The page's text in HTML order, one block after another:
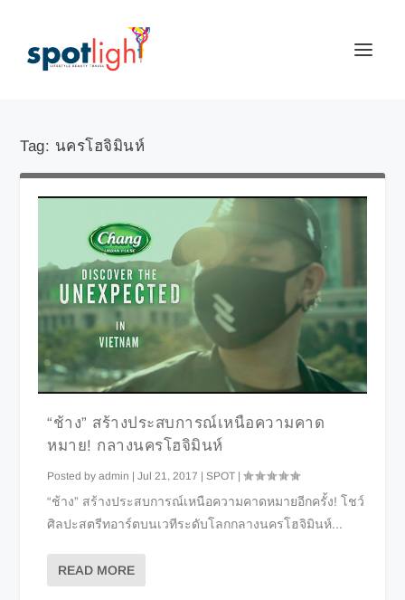
Tag: นครโฮจิมินห์
“ช้าง” สร้างประสบการณ์เหนือความคาด
หมาย! กลางนครโฮจิมินห์
Posted byadmin |Jul 21, 2017 |SPOT |
“ช้าง” สร้างประสบการณ์เหนือความคาดหมายอีกครั้ง! โชว์
ศิลปะสตรีทอาร์ตบนเวทีระดับโลกกลางนครโฮจิมินห์...
READ MORE